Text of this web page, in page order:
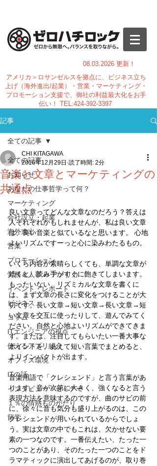
08.03.2026 更新！
アメリカ＞ロサンゼルスを拠点に、ビジネス立ち
上げ（海外進出/起業）・営業・マーケティング・
プロモーション支援で、御社の利益最大化をお手
伝い！ TEL:424-392-3397
記事
全ての記事
お知らせ
あなたの仕事哲学って何？
マーケティング
会社設立・起業
海外進出
営業
プロモーション
労務＆人事 in アメリカ
イベント・レポート
ビジネス
コラム
ITエンジニアの視点
使えるアプリ紹介
オフィス環境
ITの話
インタビュー・セミナー
１％の情熱ものがたり
留学
全ての記事
音楽と文章とマーケティングの
共通点
CHI KITAGAWA
2016年12月29日 読了時間: 2分
良い文章ってどんな文章なのだろう？答えは
人それぞれかもしれませんが、私は良い文章
は、良い音楽と似ているなと思います。 心地
よいリズムですーっと心に染みわたるもの。
いくら内容が素晴らしくても、単調な文章が
続くと、読み手がすぐに飽きてしまいます。
もったいない。リズミカルな文章を書くに
は、まず文章の長さに変化をつけることが大
切です。長い文章→短い文章→長い文章→短
い文章を交互に使ったりして、遊んでみてく
ださい。自然と心地よいリズムができてきま
す。または、注目してもらいたい一番大事な
ポイントを、あえて短い言葉でまとめると、
よりインパクトが出ます。
音楽用語で「クレシェンド」と言う言葉があ
ります。音が次第に大きく、強くなると言う
表現方法を意味するのですが、曲のサビの前
に、徐々に音も気分も盛り上がるのは、この
クレシェンドが用いられているからでしょ
う。実は文章の中でもこれは、欠かせない要
素の一つなのです。一番伝えたい、たった一
つのことがあり、そのたった一つのことをド
ラマティックに演出してあげるのが、取り巻